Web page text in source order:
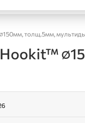
толщ.5мм,
Hookit™